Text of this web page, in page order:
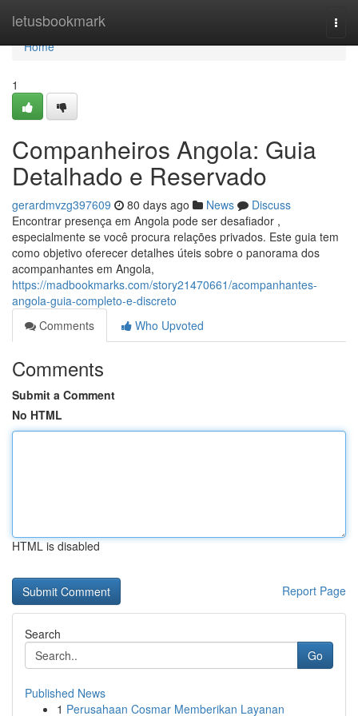
letusbookmark
Home
Home
1
Companheiros Angola: Guia
Detalhado e Reservado
gerardmvzg397609 80 days ago News
Discuss
Encontrar presença em Angola pode ser desafiador ,
especialmente se você procura relações privados. Este guia tem
como objetivo oferecer detalhes úteis sobre o panorama dos
acompanhantes em Angola,
https://madbookmarks.com/story21470661/acompanhantes-
angola-guia-completo-e-discreto
Comments
Who Upvoted
Comments
Submit a Comment
No HTML
HTML is disabled
Report Page
Search
Go
Published News
1 Perusahaan Cosmar Memberikan Layanan